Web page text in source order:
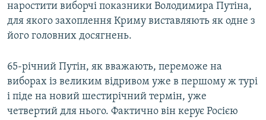
наростити виборчі показники Володимира Путіна,
для якого захоплення Криму виставляють як одне з
його головних досягнень.
65-річний Путін, як вважають, переможе на
виборах із великим відривом уже в першому ж турі
і піде на новий шестирічний термін, уже
четвертий для нього. Фактично він керує Росією